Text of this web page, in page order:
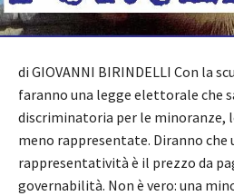
di GIOVANNI BIRINDELLI Con la
faranno una legge elettorale che
discriminatoria per le minoranze,
meno rappresentate. Diranno che
rappresentatività è il prezzo da
governabilità. Non è vero: una